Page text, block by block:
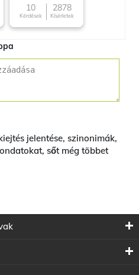
10
Kérdések
2878
Kísérletek
jelentése, szinonimák,
sőt még többet